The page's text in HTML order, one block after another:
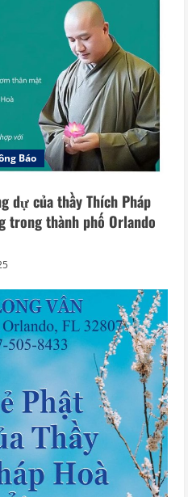
Báo
dự của thầy Thích Pháp
trong thành phố Orlando